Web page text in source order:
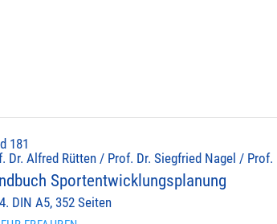
181
Dr. Alfred Rütten / Prof. Dr. Siegfried Nagel / Prof.
Sportentwicklungsplanung
DIN A5, 352 Seiten